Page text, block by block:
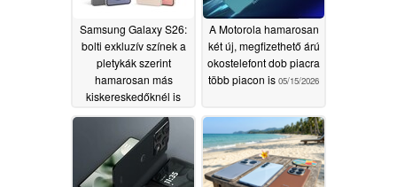
Samsung Galaxy S26:
bolti exkluzív színek a
pletykák szerint
hamarosan más
kiskereskedőknél is
05/15/2026
A Motorola hamarosan
két új, megfizethető árú
okostelefont dob piacra
több piacon is 05/15/2026